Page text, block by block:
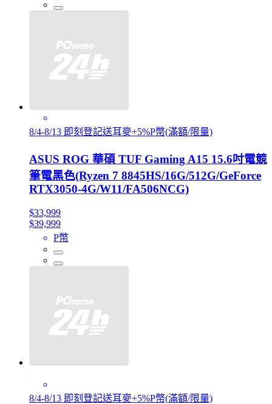
8/4-8/13 即刻登記送耳麥+5%P幣(滿額/限量)
ASUS ROG 華碩 TUF Gaming A15 15.6吋電競
筆電黑色(Ryzen 7 8845HS/16G/512G/GeForce
RTX3050-4G/W11/FA506NCG)
$33,999
$39,999
P幣
8/4-8/13 即刻登記送耳麥+5%P幣(滿額/限量)